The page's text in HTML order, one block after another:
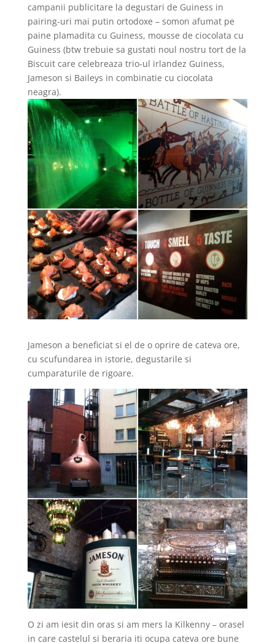
campanii publicitare la degustari de Guiness in
pairing-uri mai putin ortodoxe – somon afumat pe
paine plamadita cu Guiness, mousse de ciocolata cu
Guiness (btw trebuie sa gustati noul nostru tort de la
Biscuit care celebreaza trio-ul irlandez Guiness,
Jameson si Baileys in combinatie cu ciocolata
neagra).
Jameson a beneficiat si el de o oprire de cateva ore,
cu scufundarea in istorie, degustarile si
cumparaturile de rigoare.
O zi am iesit din oras si am mers la Kilkenny – orasel
in care castelul si beraria iti ocupa cateva ore bune